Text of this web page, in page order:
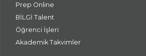
Prep Online
BİLGİ Talent
Öğrenci İşleri
Akademik Takvimler